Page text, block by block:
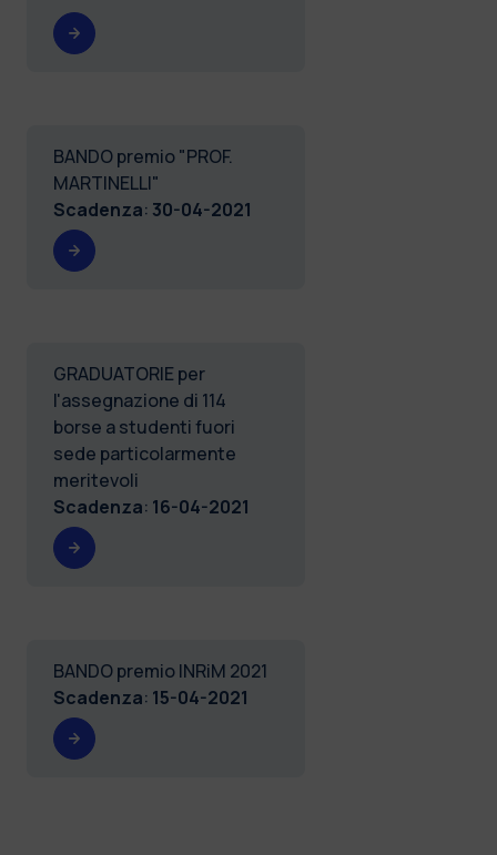
BANDO premio "PROF.
MARTINELLI"
Scadenza: 30-04-2021
GRADUATORIE per
l'assegnazione di 114
borse a studenti fuori
sede particolarmente
meritevoli
Scadenza: 16-04-2021
BANDO premio INRiM 2021
Scadenza: 15-04-2021